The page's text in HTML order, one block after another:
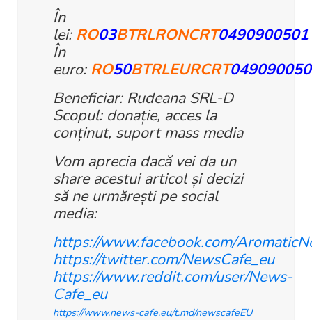
În
lei: RO03BTRLRONCRT0490900501
În
euro: RO50BTRLEURCRT
Beneficiar: Rudeana SRL-D
Scopul: donație, acces la
conținut, suport mass media
Vom aprecia dacă vei da un
share acestui articol și decizi
să ne urmărești pe social
media:
https://www.facebook.com/
https://twitter.com/NewsCafe_eu
https://www.reddit.com/user/News-
Cafe_eu
https://www.news-cafe.eu/t.md/newscafeEU